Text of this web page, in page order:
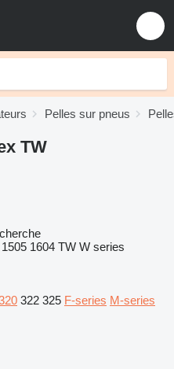
Pelles sur pneus
TW
1505 1604 TW W series
322 325 F-series M-series